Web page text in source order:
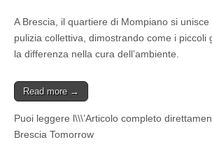
A Brescia, il quartiere di Mompiano si
pulizia collettiva, dimostrando come i piccoli
la differenza nella cura dell’ambiente.
Read more →
Puoi leggere l\\\’Articolo completo
Brescia Tomorrow